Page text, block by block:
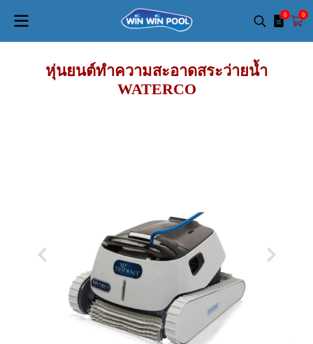
0 0
หุ่นยนต์ทำความสะอาดสระว่ายน้ำ
WATERCO